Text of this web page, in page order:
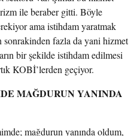
ile beraber gitti. Böyle
ama istihdam yaratmak
sonrakinden fazla da yani hizmet
bir şekilde istihdam edilmesi
KOBİ’lerden geçiyor.
MAĞDURUN YANINDA
mağdurun yanında oldum,